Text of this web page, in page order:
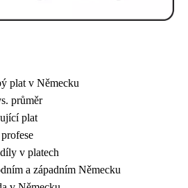
plat v Německu
průměr
plat
v platech
a západním Německu